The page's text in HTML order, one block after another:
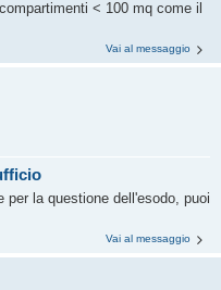
< 100 mq come il
Vai al messaggio
per la questione dell'esodo, puoi
Vai al messaggio